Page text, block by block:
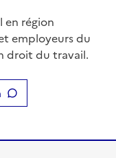
en région
employeurs du
droit du travail.